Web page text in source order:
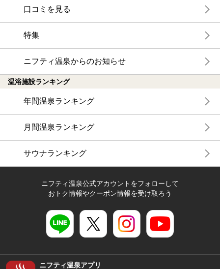
口コミを見る
特集
ニフティ温泉からのお知らせ
温浴施設ランキング
年間温泉ランキング
月間温泉ランキング
サウナランキング
ニフティ温泉公式アカウントをフォローして
おトク情報やクーポン情報を受け取ろう
ニフティ温泉アプリ